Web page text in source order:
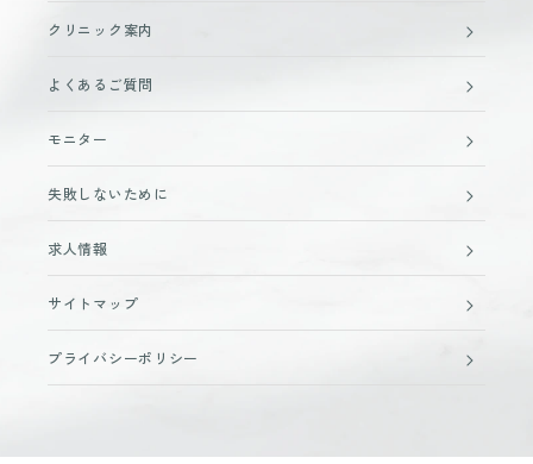
クリニック案内
よくあるご質問
モニター
失敗しないために
求人情報
サイトマップ
プライバシーポリシー